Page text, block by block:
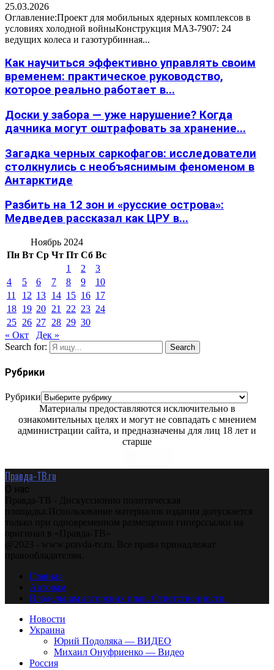
25.03.2026
Оглавление:Проект для мобильных ядерных комплексов в
условиях холодной войныКонструкция МАЗ-7907: 24
ведущих колеса и газотурбинная...
Как научиться эффективно управлять своим
временем: практическое руководство,
которое реально работает в...
Доски у забора — уже нарушение? Когда
дачника могут оштрафовать за хранение...
Загадка черных саркофагов: исследователи
столкнулись с необъяснимым феноменом в
Антарктиде
Разбить на 12 зон и «русские острова»:
Медведев рассказал как ЦРУ в...
Ноябрь 2024
Пн Вт Ср Чт Пт Сб Вс
1
2
3
4
5 6 7 8 9
10
11
12 13 14 15 16 17
18 19 20 21 22 23 24
25 26 27 28 29 30
« Окт
Дек »
Search for:
Search
Рубрики
Рубрики
Материалы предоставляются исключительно в
ознакомительных целях и могут не совпадать с мнением
администрации сайта, и предназначены для лиц 18 лет и
старше
Правда-ТВ.ru
О нас
Правда-ТВ - Дискуссионно политическая
площадка.Использование материалов издания допускается
только при одновременном размещении гиперссылки на
оригинал в «Правда-ТВ»
@2023 - www.pravda-tv.ru. Все права принадлежат
правообладателям.
Главная
Авторам
Владельцам авторских прав. Ответственности.
Новости
Украина
Юрий Подоляка — ВИДЕО
Михаил Онуфриенко — Видео
Россия